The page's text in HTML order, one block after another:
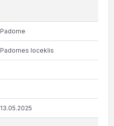
Padome
Padomes loceklis
13.05.2025